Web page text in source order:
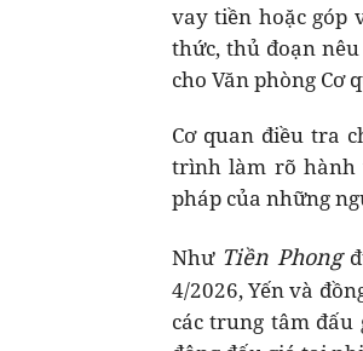
vay tiền hoặc góp
thức, thủ đoạn
cho Văn phòng Cơ
Cơ quan điều tra
trình làm rõ hành
pháp của những
Như Tiền Phong
4/2026, Yến và
các trung tâm